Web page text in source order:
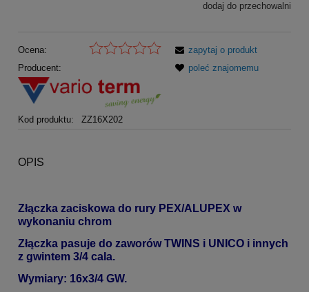
dodaj do przechowalni
Ocena:
Producent:
Kod produktu: ZZ16X202
zapytaj o produkt
poleć znajomemu
OPIS
Złączka zaciskowa do rury PEX/ALUPEX w
wykonaniu chrom
Złączka pasuje do zaworów TWINS i UNICO i innych
z gwintem 3/4 cala.
Wymiary: 16x3/4 GW.